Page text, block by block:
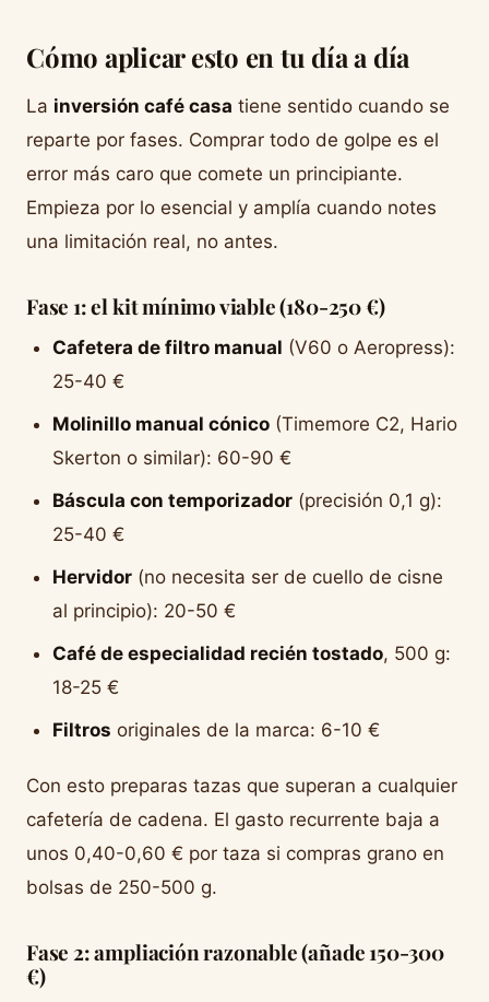
Cómo aplicar esto en tu día a día
La inversión café casa tiene sentido cuando se
reparte por fases. Comprar todo de golpe es el
error más caro que comete un principiante.
Empieza por lo esencial y amplía cuando notes
una limitación real, no antes.
Fase 1: el kit mínimo viable (180-250 €)
Cafetera de filtro manual (V60 o Aeropress):
25-40 €
Molinillo manual cónico (Timemore C2, Hario
Skerton o similar): 60-90 €
Báscula con temporizador (precisión 0,1 g):
25-40 €
Hervidor (no necesita ser de cuello de cisne
al principio): 20-50 €
Café de especialidad recién tostado, 500 g:
18-25 €
Filtros originales de la marca: 6-10 €
Con esto preparas tazas que superan a cualquier
cafetería de cadena. El gasto recurrente baja a
unos 0,40-0,60 € por taza si compras grano en
bolsas de 250-500 g.
Fase 2: ampliación razonable (añade 150-300
€)